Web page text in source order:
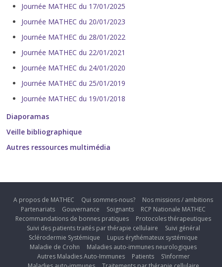
Journée MATHEC du 17/01/2025
Journée MATHEC du 20/01/2023
Journée MATHEC du 28/01/2022
Journée MATHEC du 22/01/2021
Journée MATHEC du 24/01/2020
Journée MATHEC du 25/01/2019
Journée MATHEC du 19/01/2018
Diaporamas
Veille bibliographique
Autres ressources multimédia
A propos de MATHEC Qui sommes-nous?
Nos missions / ambitions
Partenariats
Gouvernance Soignants
RCP Nationale MATHEC
Recommandations de bonnes pratiques
Protocoles thérapeutiques
Suivi des patients traités par thérapie cellulaire
Suivi général
Sclérodermie Systémique
Lupus érythémateux systémique
Maladie de Crohn
Maladies auto-immunes neurologiques
Autres Maladies Auto-Immunes
Patients
S’informer